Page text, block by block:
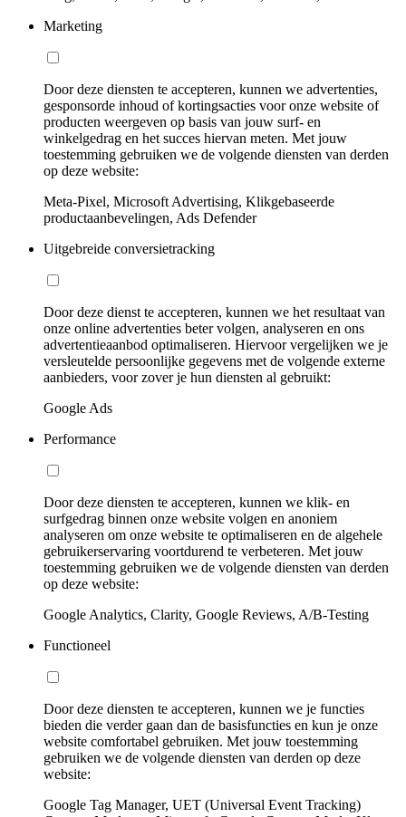
Marketing
Door deze diensten te accepteren, kunnen we advertenties,
gesponsorde inhoud of kortingsacties voor onze website of
producten weergeven op basis van jouw surf- en
winkelgedrag en het succes hiervan meten. Met jouw
toestemming gebruiken we de volgende diensten van derden
op deze website:
Meta-Pixel, Microsoft Advertising, Klikgebaseerde
productaanbevelingen, Ads Defender
Uitgebreide conversietracking
Door deze dienst te accepteren, kunnen we het resultaat van
onze online advertenties beter volgen, analyseren en ons
advertentieaanbod optimaliseren. Hiervoor vergelijken we je
versleutelde persoonlijke gegevens met de volgende externe
aanbieders, voor zover je hun diensten al gebruikt:
Google Ads
Performance
Door deze diensten te accepteren, kunnen we klik- en
surfgedrag binnen onze website volgen en anoniem
analyseren om onze website te optimaliseren en de algehele
gebruikerservaring voortdurend te verbeteren. Met jouw
toestemming gebruiken we de volgende diensten van derden
op deze website:
Google Analytics, Clarity, Google Reviews, A/B-Testing
Functioneel
Door deze diensten te accepteren, kunnen we je functies
bieden die verder gaan dan de basisfuncties en kun je onze
website comfortabel gebruiken. Met jouw toestemming
gebruiken we de volgende diensten van derden op deze
website:
Google Tag Manager, UET (Universal Event Tracking)